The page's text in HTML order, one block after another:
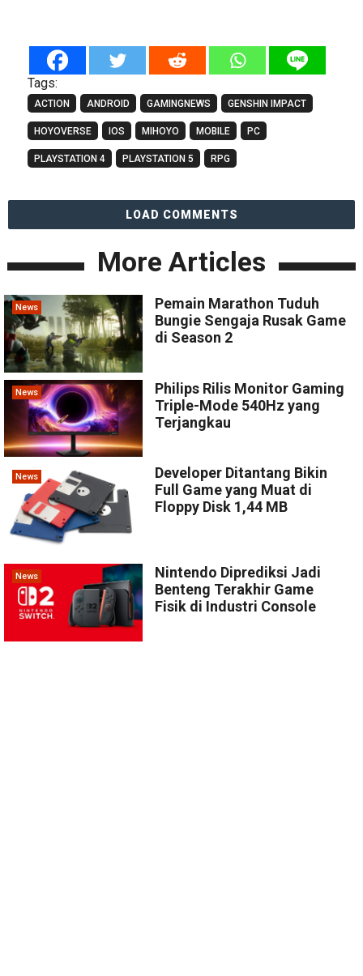
Tags:
ACTION ANDROID GAMINGNEWS GENSHIN IMPACT
HOYOVERSE IOS MIHOYO MOBILE PC
PLAYSTATION 4 PLAYSTATION 5 RPG
LOAD COMMENTS
More Articles
News
Pemain Marathon Tuduh
Bungie Sengaja Rusak Game
di Season 2
News
Philips Rilis Monitor Gaming
Triple-Mode 540Hz yang
Terjangkau
News
Developer Ditantang Bikin
Full Game yang Muat di
Floppy Disk 1,44 MB
News
Nintendo Diprediksi Jadi
Benteng Terakhir Game
Fisik di Industri Console